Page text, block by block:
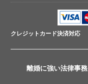
離婚に強い法律事
クレジットカード決済対応